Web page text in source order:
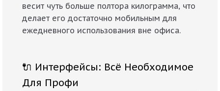
весит чуть больше полтора килограмма, что
делает его достаточно мобильным для
ежедневного использования вне офиса.
🔌 Интерфейсы: Всё Необходимое
Для Профи